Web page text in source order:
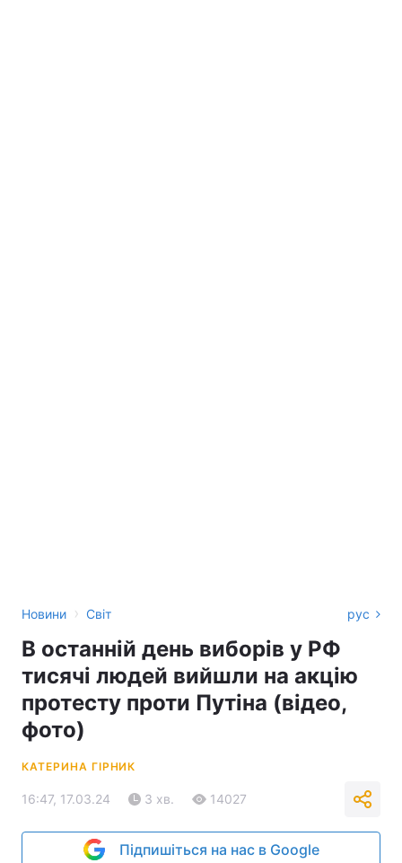
Новини › Світ рус
В останній день виборів у РФ
тисячі людей вийшли на акцію
протесту проти Путіна (відео,
фото)
КАТЕРИНА ГІРНИК
16:47, 17.03.24 3 хв. 14027
Підпишіться на нас в Google